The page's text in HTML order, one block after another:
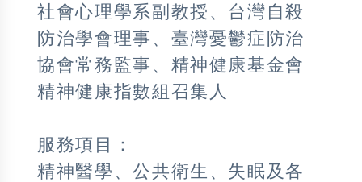
社會心理學系副教授、台灣自殺
防治學會理事、臺灣憂鬱症防治
協會常務監事、精神健康基金會
精神健康指數組召集人
服務項目：
精神醫學、公共衛生、失眠及各